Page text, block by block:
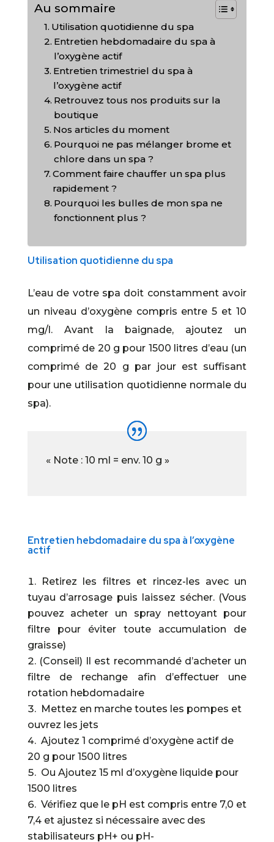
Au sommaire
Utilisation quotidienne du spa
Entretien hebdomadaire du spa à
l’oxygène actif
Entretien trimestriel du spa à
l’oxygène actif
Retrouvez tous nos produits sur la
boutique
Nos articles du moment
Pourquoi ne pas mélanger brome et
chlore dans un spa ?
Comment faire chauffer un spa plus
rapidement ?
Pourquoi les bulles de mon spa ne
fonctionnent plus ?
Utilisation quotidienne du spa
L’eau de votre spa doit constamment avoir
un niveau d’oxygène compris entre 5 et 10
mg/l. Avant la baignade, ajoutez un
comprimé de 20 g pour 1500 litres d’eau (un
comprimé de 20 g par jour est suffisant
pour une utilisation quotidienne normale du
spa).
« Note : 10 ml = env. 10 g »
Entretien hebdomadaire du spa à l’oxygène
actif
Retirez les filtres et rincez-les avec un
tuyau d’arrosage puis laissez sécher. (Vous
pouvez acheter un spray nettoyant pour
filtre pour éviter toute accumulation de
graisse)
(Conseil) Il est recommandé d’acheter un
filtre de rechange afin d’effectuer une
rotation hebdomadaire
Mettez en marche toutes les pompes et
ouvrez les jets
Ajoutez 1 comprimé d’oxygène actif de
20 g pour 1500 litres
Ou Ajoutez 15 ml d’oxygène liquide pour
1500 litres
Vérifiez que le pH est compris entre 7,0 et
7,4 et ajustez si nécessaire avec des
stabilisateurs pH+ ou pH-